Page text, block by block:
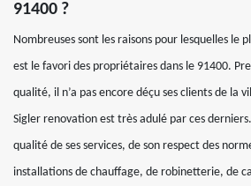
91400 ?
Nombreuses sont les raisons pour lesquelles le
est le favori des propriétaires dans le 91400.
qualité, il n’a pas encore déçu ses clients de la
Sigler renovation est très adulé par ces
qualité de ses services, de son respect des
installations de chauffage, de robinetterie, de